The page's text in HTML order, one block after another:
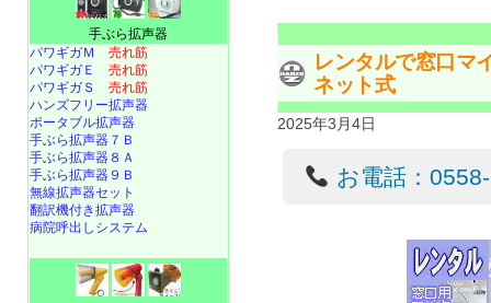
レンタルで窓口マ
ネット式
2025年3月4日
お電話：
手ぶら拡声器
パワギガＭ 売れ筋
パワギガＥ 売れ筋
パワギガＳ 売れ筋
ハンズフリー拡声器
ポータブル拡声器
手ぶら拡声器７Ｂ
手ぶら拡声器８Ａ
手ぶら拡声器９Ｂ
無線拡声器セット
翻訳機付き拡声器
病院呼出しシステム